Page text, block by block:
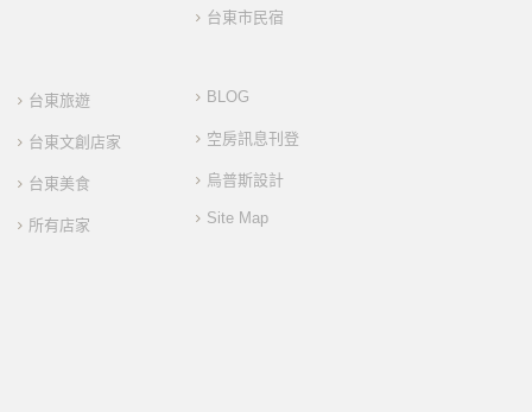
台東市民宿
台東旅遊
台東文創店家
台東美食
所有店家
BLOG
空房訊息刊登
烏普斯設計
Site Map